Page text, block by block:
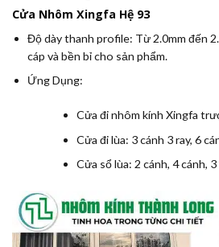
Cửa Nhôm Xingfa Hệ 93
Độ dày thanh profile: Từ 2.0mm đến
cáp và bền bỉ cho sản phẩm.
Ứng Dụng:
Cửa đi nhôm kính Xingfa
Cửa đi lùa: 3 cánh 3 ray, 6
Cửa sổ lùa: 2 cánh, 4 cánh, 3